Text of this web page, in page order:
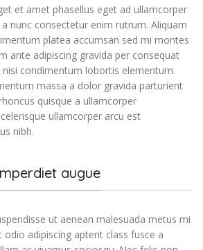
et amet phasellus eget ad ullamcorper
nunc consectetur enim rutrum. Aliquam
platea accumsan sed mi montes
ante adipiscing gravida per consequat
condimentum lobortis elementum.
massa a dolor gravida parturient
quisque a ullamcorper
ullamcorper arcu est
nibh.
augue
ut aenean malesuada metus mi
adipiscing aptent class fusce a